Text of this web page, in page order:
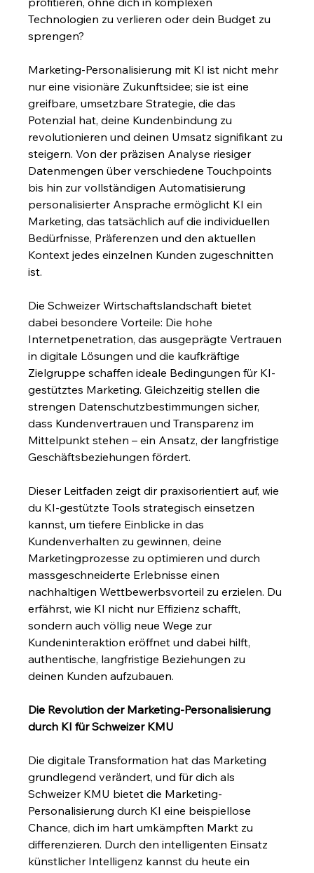
Technologien zu verlieren oder dein Budget zu
sprengen?
Marketing-Personalisierung mit KI ist nicht mehr
nur eine visionäre Zukunftsidee; sie ist eine
greifbare, umsetzbare Strategie, die das
Potenzial hat, deine Kundenbindung zu
revolutionieren und deinen Umsatz signifikant zu
steigern. Von der präzisen Analyse riesiger
Datenmengen über verschiedene Touchpoints
bis hin zur vollständigen Automatisierung
personalisierter Ansprache ermöglicht KI ein
Marketing, das tatsächlich auf die individuellen
Bedürfnisse, Präferenzen und den aktuellen
Kontext jedes einzelnen Kunden zugeschnitten
ist.
Die Schweizer Wirtschaftslandschaft bietet
dabei besondere Vorteile: Die hohe
Internetpenetration, das ausgeprägte Vertrauen
in digitale Lösungen und die kaufkräftige
Zielgruppe schaffen ideale Bedingungen für KI-
gestütztes Marketing. Gleichzeitig stellen die
strengen Datenschutzbestimmungen sicher,
dass Kundenvertrauen und Transparenz im
Mittelpunkt stehen – ein Ansatz, der langfristige
Geschäftsbeziehungen fördert.
Dieser Leitfaden zeigt dir praxisorientiert auf, wie
du KI-gestützte Tools strategisch einsetzen
kannst, um tiefere Einblicke in das
Kundenverhalten zu gewinnen, deine
Marketingprozesse zu optimieren und durch
massgeschneiderte Erlebnisse einen
nachhaltigen Wettbewerbsvorteil zu erzielen. Du
erfährst, wie KI nicht nur Effizienz schafft,
sondern auch völlig neue Wege zur
Kundeninteraktion eröffnet und dabei hilft,
authentische, langfristige Beziehungen zu
deinen Kunden aufzubauen.
Die Revolution der Marketing-Personalisierung
durch KI für Schweizer KMU
Die digitale Transformation hat das Marketing
grundlegend verändert, und für dich als
Schweizer KMU bietet die Marketing-
Personalisierung durch KI eine beispiellose
Chance, dich im hart umkämpften Markt zu
differenzieren. Durch den intelligenten Einsatz
künstlicher Intelligenz kannst du heute ein